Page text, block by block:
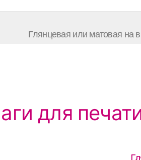
Глянцевая или матовая на
для